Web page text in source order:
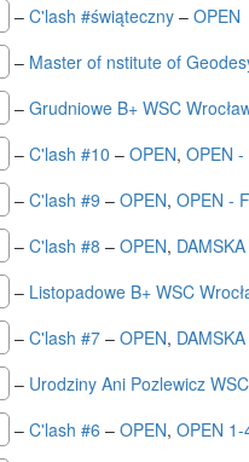
–C'lash #świąteczny –OPEN
– Master of nstitute of
–Grudniowe B+ WSC
–C'lash #10 –OPEN,OPEN -
–C'lash #9 –OPEN,OPEN -
–C'lash #8 –OPEN, DAMSKA
– Listopadowe B+ WSC
–C'lash #7 –OPEN, DAMSKA
– Urodziny Ani Pozlewicz
–C'lash #6 –OPEN,OPEN 1-